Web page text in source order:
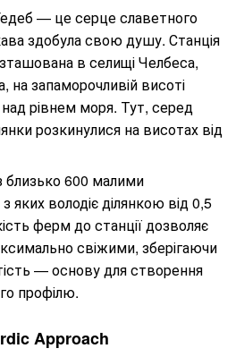
— це серце славетного
здобула свою душу. Станція
в селищі Челбеса,
на запаморочливій висоті
рівнем моря. Тут, серед
розкинулися на висотах від
близько 600 малими
володіє ділянкою від 0,5
ферм до станції дозволяє
свіжими, зберігаючи
— основу для створення
профілю.
Approach